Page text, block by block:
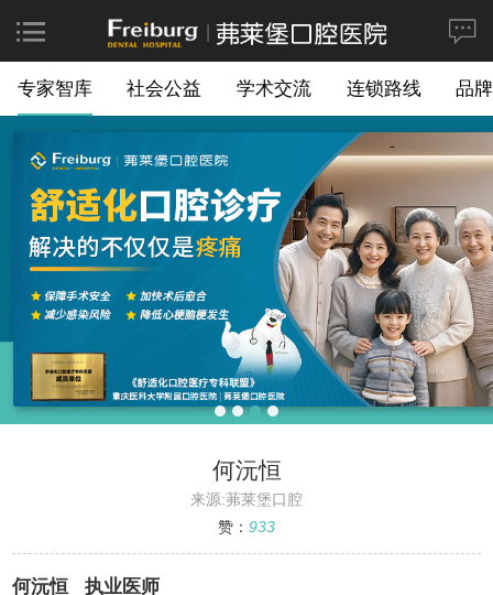
专家智库 社会公益 学术交流 连锁路线 品
何沅恒
来源:茀莱堡口腔
赞： 933
何沅恒 执业医师